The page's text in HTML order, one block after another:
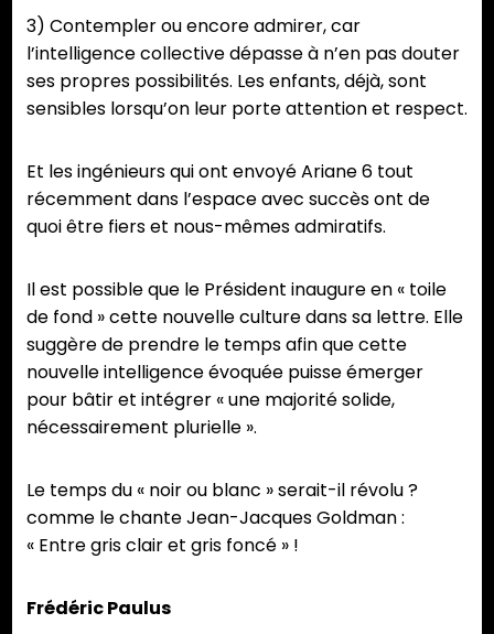
3) Contempler ou encore admirer, car
l’intelligence collective dépasse à n’en pas douter
ses propres possibilités. Les enfants, déjà, sont
sensibles lorsqu’on leur porte attention et respect.
Et les ingénieurs qui ont envoyé Ariane 6 tout
récemment dans l’espace avec succès ont de
quoi être fiers et nous-mêmes admiratifs.
Il est possible que le Président inaugure en « toile
de fond » cette nouvelle culture dans sa lettre. Elle
suggère de prendre le temps afin que cette
nouvelle intelligence évoquée puisse émerger
pour bâtir et intégrer « une majorité solide,
nécessairement plurielle ».
Le temps du « noir ou blanc » serait-il révolu ?
comme le chante Jean-Jacques Goldman :
« Entre gris clair et gris foncé » !
Frédéric Paulus